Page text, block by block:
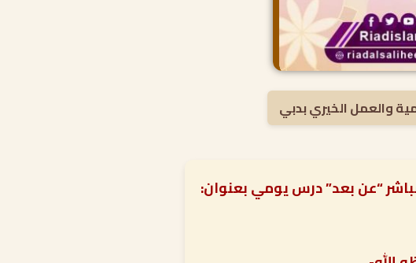
والعمل الخيري بدبي
“عن بعد” درس يومي بعنوان: